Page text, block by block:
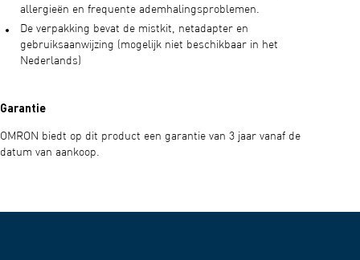
allergieën en frequente ademhalingsproblemen.
De verpakking bevat de mistkit, netadapter en
gebruiksaanwijzing (mogelijk niet beschikbaar in het
Nederlands)
Garantie
OMRON biedt op dit product een garantie van 3 jaar vanaf de
datum van aankoop.